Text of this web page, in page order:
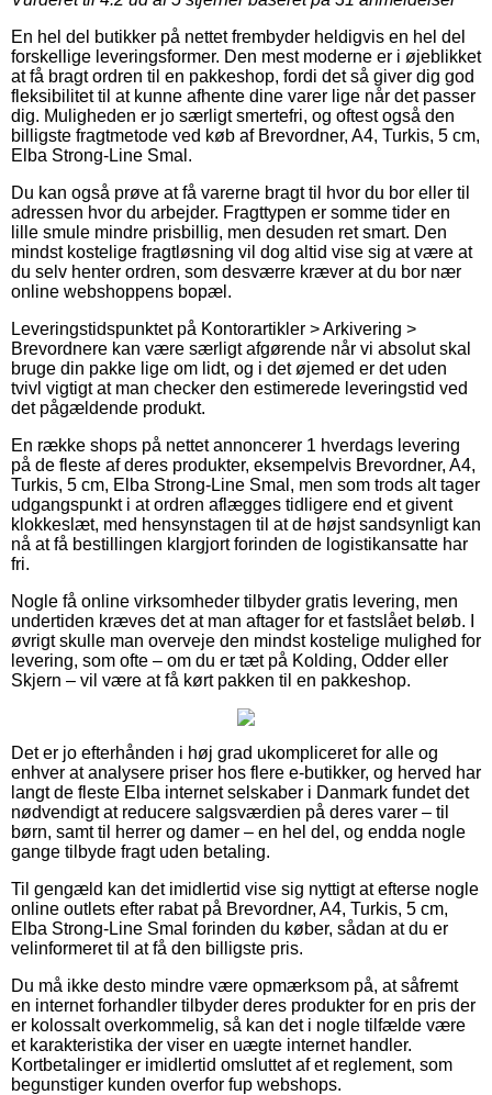
En hel del butikker på nettet frembyder heldigvis en hel del
forskellige leveringsformer. Den mest moderne er i øjeblikket
at få bragt ordren til en pakkeshop, fordi det så giver dig god
fleksibilitet til at kunne afhente dine varer lige når det passer
dig. Muligheden er jo særligt smertefri, og oftest også den
billigste fragtmetode ved køb af Brevordner, A4, Turkis, 5 cm,
Elba Strong-Line Smal.
Du kan også prøve at få varerne bragt til hvor du bor eller til
adressen hvor du arbejder. Fragttypen er somme tider en
lille smule mindre prisbillig, men desuden ret smart. Den
mindst kostelige fragtløsning vil dog altid vise sig at være at
du selv henter ordren, som desværre kræver at du bor nær
online webshoppens bopæl.
Leveringstidspunktet på Kontorartikler > Arkivering >
Brevordnere kan være særligt afgørende når vi absolut skal
bruge din pakke lige om lidt, og i det øjemed er det uden
tvivl vigtigt at man checker den estimerede leveringstid ved
det pågældende produkt.
En række shops på nettet annoncerer 1 hverdags levering
på de fleste af deres produkter, eksempelvis Brevordner, A4,
Turkis, 5 cm, Elba Strong-Line Smal, men som trods alt tager
udgangspunkt i at ordren aflægges tidligere end et givent
klokkeslæt, med hensynstagen til at de højst sandsynligt kan
nå at få bestillingen klargjort forinden de logistikansatte har
fri.
Nogle få online virksomheder tilbyder gratis levering, men
undertiden kræves det at man aftager for et fastslået beløb. I
øvrigt skulle man overveje den mindst kostelige mulighed for
levering, som ofte – om du er tæt på Kolding, Odder eller
Skjern – vil være at få kørt pakken til en pakkeshop.
Det er jo efterhånden i høj grad ukompliceret for alle og
enhver at analysere priser hos flere e-butikker, og herved har
langt de fleste Elba internet selskaber i Danmark fundet det
nødvendigt at reducere salgsværdien på deres varer – til
børn, samt til herrer og damer – en hel del, og endda nogle
gange tilbyde fragt uden betaling.
Til gengæld kan det imidlertid vise sig nyttigt at efterse nogle
online outlets efter rabat på Brevordner, A4, Turkis, 5 cm,
Elba Strong-Line Smal forinden du køber, sådan at du er
velinformeret til at få den billigste pris.
Du må ikke desto mindre være opmærksom på, at såfremt
en internet forhandler tilbyder deres produkter for en pris der
er kolossalt overkommelig, så kan det i nogle tilfælde være
et karakteristika der viser en uægte internet handler.
Kortbetalinger er imidlertid omsluttet af et reglement, som
begunstiger kunden overfor fup webshops.